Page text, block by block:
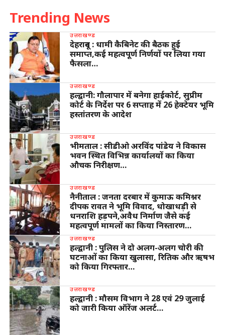
Trending News
उत्तराखण्ड
देहरादून : धामी कैबिनेट की बैठक हुई
समाप्त,कई महत्वपूर्ण निर्णयों पर लिया गया
फैसला…
उत्तराखण्ड
हल्द्वानी: गौलापार में बनेगा हाईकोर्ट, सुप्रीम
कोर्ट के निर्देश पर 6 सप्ताह में 26 हेक्टेयर भूमि
हस्तांतरण के आदेश
उत्तराखण्ड
भीमताल : सीडीओ अरविंद पांडेय ने विकास
भवन स्थित विभिन्न कार्यालयों का किया
औचक निरीक्षण…
उत्तराखण्ड
नैनीताल : जनता दरबार में कुमाऊ कमिश्नर
दीपक रावत ने भूमि विवाद, धोखाधड़ी से
धनराशि हड़पने,अवैध निर्माण जैसे कई
महत्वपूर्ण मामलों का किया निस्तारण…
उत्तराखण्ड
हल्द्वानी : पुलिस ने दो अलग-अलग चोरी की
घटनाओं का किया खुलासा, रितिक और ऋषभ
को किया गिरफ्तार…
उत्तराखण्ड
हल्द्वानी : मौसम विभाग ने 28 एवं 29 जुलाई
को जारी किया ऑरेंज अलर्ट…